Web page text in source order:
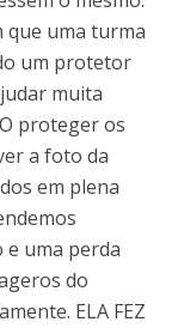
que uma turma
um protetor
muita
proteger os
a foto da
em plena
e uma perda
do
ELA FEZ